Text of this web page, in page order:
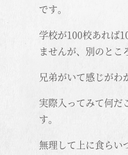
です。
学校が100校あれば
ませんが、別のとこ
兄弟がいて感じがわ
実際入ってみて何だ
す。
無理して上に食らい